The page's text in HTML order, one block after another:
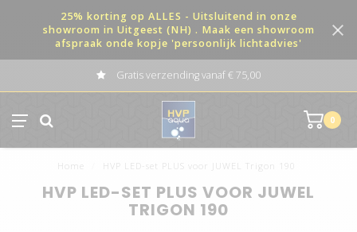
25% korting op ALLES - Uitsluitend in onze
showroom in Uitgeest (NH) . Maak een showroom
afspraak onde kopje 'persoonlijk lichtadvies'
Gratis verzending vanaf € 75,00
0
Home HVP LED-set PLUS voor JUWEL Trigon 190
HVP LED-SET PLUS VOOR JUWEL
TRIGON 190